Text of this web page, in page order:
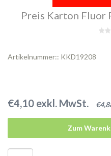
Preis Karton Fluor
Artikelnummer:: KKD19208
€4,10 exkl. MwSt.
Zum